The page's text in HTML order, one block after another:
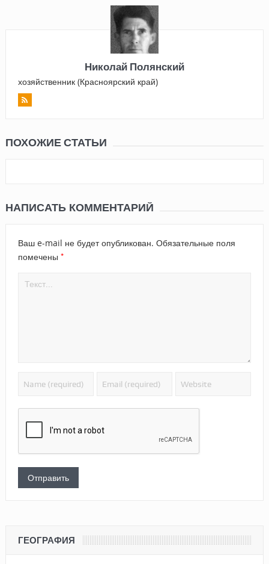
Николай Полянский
хозяйственник (Красноярский край)
ПОХОЖИЕ СТАТЬИ
НАПИСАТЬ КОММЕНТАРИЙ
Ваш e-mail не будет опубликован. Обязательные поля
помечены *
ГЕОГРАФИЯ